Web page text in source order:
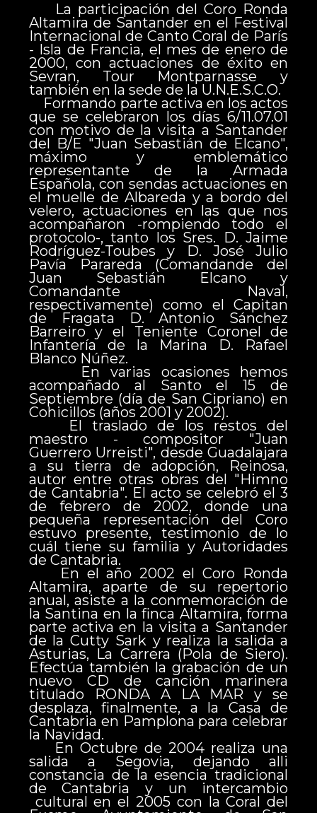
La participación del Coro Ronda
Altamira de Santander en el Festival
Internacional de Canto Coral de París
- Isla de Francia, el mes de enero de
2000, con actuaciones de éxito en
Sevran, Tour Montparnasse y
también en la sede de la U.N.E.S.C.O.
Formando parte activa en los actos
que se celebraron los días 6/11.07.01
con motivo de la visita a Santander
del B/E "Juan Sebastián de Elcano",
máximo y emblemático
representante de la Armada
Española, con sendas actuaciones en
el muelle de Albareda y a bordo del
velero, actuaciones en las que nos
acompañaron -rompiendo todo el
protocolo-, tanto los Sres. D. Jaime
Rodríguez-Toubes y D. José Julio
Pavía Parareda (Comandande del
Juan Sebastián Elcano y
Comandante Naval,
respectivamente) como el Capitan
de Fragata D. Antonio Sánchez
Barreiro y el Teniente Coronel de
Infantería de la Marina D. Rafael
Blanco Núñez.
En varias ocasiones hemos
acompañado al Santo el 15 de
Septiembre (día de San Cipriano) en
Cohicillos (años 2001 y 2002).
El traslado de los restos del
maestro - compositor "Juan
Guerrero Urreisti", desde Guadalajara
a su tierra de adopción, Reinosa,
autor entre otras obras del "Himno
de Cantabria". El acto se celebró el 3
de febrero de 2002, donde una
pequeña representación del Coro
estuvo presente, testimonio de lo
cuál tiene su familia y Autoridades
de Cantabria.
En el año 2002 el Coro Ronda
Altamira, aparte de su repertorio
anual, asiste a la conmemoración de
la Santina en la finca Altamira, forma
parte activa en la visita a Santander
de la Cutty Sark y realiza la salida a
Asturias, La Carrera (Pola de Siero).
Efectúa también la grabación de un
nuevo CD de canción marinera
titulado RONDA A LA MAR y se
desplaza, finalmente, a la Casa de
Cantabria en Pamplona para celebrar
la Navidad.
En Octubre de 2004 realiza una
salida a Segovia, dejando alli
constancia de la esencia tradicional
de Cantabria y un intercambio
cultural en el 2005 con la Coral del